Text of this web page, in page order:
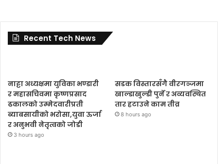
Recent Tech News
नाट्टा अध्यक्षमा युविका भण्डारी
र महासचिवमा कृष्णप्रसाद
ढकालको उम्मेदवारीप्रती
ब्याबसायीको भरोसा,युवा ऊर्जा
र अनुभवी नेतृत्वको जोडी
3 hours ago
सडक विस्तारसँगै वीरगञ्जमा
खाल्डाखुल्डी पुर्ने र अव्यवस्थित
तार हटाउने काम तीव्र
8 hours ago